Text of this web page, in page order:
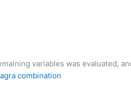
variables was evaluated,
combination